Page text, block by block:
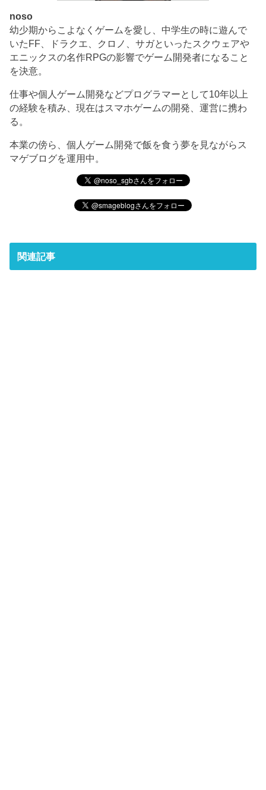
noso
幼少期からこよなくゲームを愛し、中学生の時に遊んで
いたFF、ドラクエ、クロノ、サガといったスクウェアや
エニックスの名作RPGの影響でゲーム開発者になること
を決意。
仕事や個人ゲーム開発などプログラマーとして10年以上
の経験を積み、現在はスマホゲームの開発、運営に携わ
る。
本業の傍ら、個人ゲーム開発で飯を食う夢を見ながらス
マゲブログを運用中。
関連記事